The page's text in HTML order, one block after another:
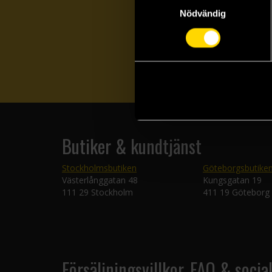
Nödvändig
Butiker & kundtjänst
Stockholmsbutiken
Västerlånggatan 48
111 29 Stockholm
Göteborgsbutiken
Kungsgatan 19
411 19 Göteborg